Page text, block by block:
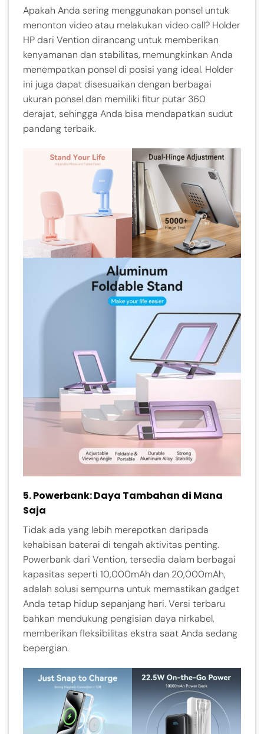
Apakah Anda sering menggunakan ponsel untuk
menonton video atau melakukan video call? Holder
HP dari Vention dirancang untuk memberikan
kenyamanan dan stabilitas, memungkinkan Anda
menempatkan ponsel di posisi yang ideal. Holder
ini juga dapat disesuaikan dengan berbagai
ukuran ponsel dan memiliki fitur putar 360
derajat, sehingga Anda bisa mendapatkan sudut
pandang terbaik.
5.Powerbank: Daya Tambahan di Mana
Saja
Tidak ada yang lebih merepotkan daripada
kehabisan baterai di tengah aktivitas penting.
Powerbank dari Vention, tersedia dalam berbagai
kapasitas seperti 10,000mAh dan 20,000mAh,
adalah solusi sempurna untuk memastikan gadget
Anda tetap hidup sepanjang hari. Versi terbaru
bahkan mendukung pengisian daya nirkabel,
memberikan fleksibilitas ekstra saat Anda sedang
bepergian.